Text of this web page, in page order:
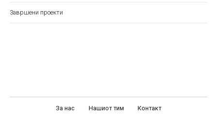
Завршени проекти
За нас Нашиот тим Контакт